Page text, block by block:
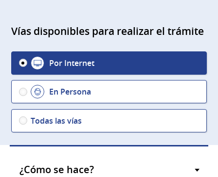
Vías disponibles para realizar el trámite
Por Internet
En Persona
Todas las vías
¿Cómo se hace?